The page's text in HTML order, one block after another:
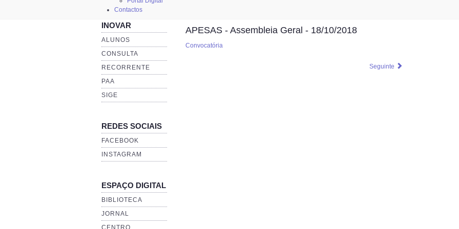
Contactos
INOVAR
ALUNOS
CONSULTA
RECORRENTE
PAA
SIGE
REDES SOCIAIS
FACEBOOK
INSTAGRAM
ESPAÇO DIGITAL
BIBLIOTECA
JORNAL
CENTRO
APESAS - Assembleia Geral - 18/10/2018
Convocatória
Seguinte